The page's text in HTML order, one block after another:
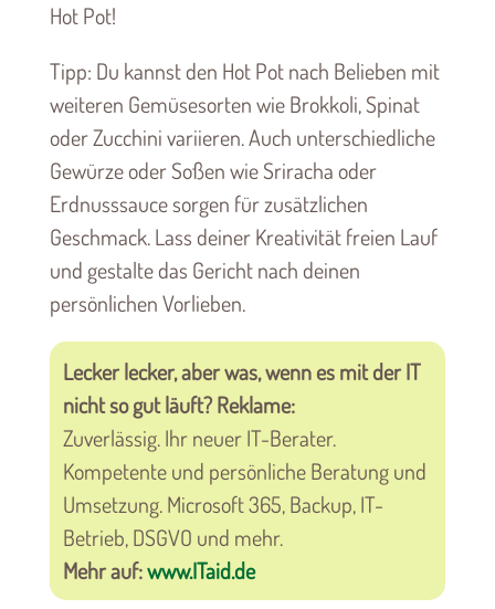
Hot Pot!
Tipp: Du kannst den Hot Pot nach Belieben mit
weiteren Gemüsesorten wie Brokkoli, Spinat
oder Zucchini variieren. Auch unterschiedliche
Gewürze oder Soßen wie Sriracha oder
Erdnusssauce sorgen für zusätzlichen
Geschmack. Lass deiner Kreativität freien Lauf
und gestalte das Gericht nach deinen
persönlichen Vorlieben.
Lecker lecker, aber was, wenn es mit der IT
nicht so gut läuft? Reklame:
Zuverlässig. Ihr neuer IT-Berater.
Kompetente und persönliche Beratung und
Umsetzung. Microsoft 365, Backup, IT-
Betrieb, DSGVO und mehr.
Mehr auf:www.ITaid.de